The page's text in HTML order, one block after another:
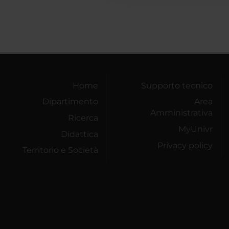
Home
Dipartimento
Ricerca
Didattica
Territorio e Società
Supporto tecnico
Area
Amministrativa
MyUnivr
Privacy policy